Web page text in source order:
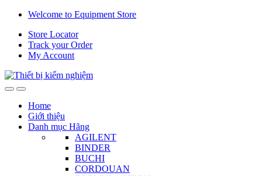
Skip
navigation
Skip
content
Welcome to Equipment Store
Store Locator
Track your Order
My Account
Home
Giới thiệu
Danh mục Hãng
AGILENT
BINDER
BUCHI
CORDOUAN